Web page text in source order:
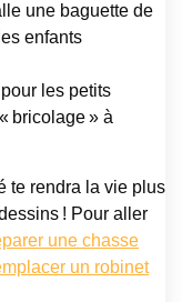
une baguette de
enfants
les petits
bricolage » à
te rendra la vie plus
! Pour aller
une chasse
un robinet